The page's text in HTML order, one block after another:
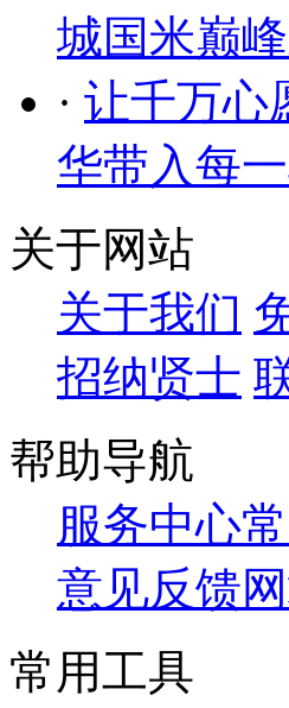
城国米巅
· 让千万心
华带入每
关于网站
关于我们
招纳贤士
帮助导航
服务中心
意见反馈
常用工具